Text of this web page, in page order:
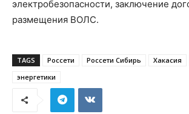
электробезопасности, заключение
размещения ВОЛС.
TAGS Россети Россети Сибирь Хакасия
энергетики